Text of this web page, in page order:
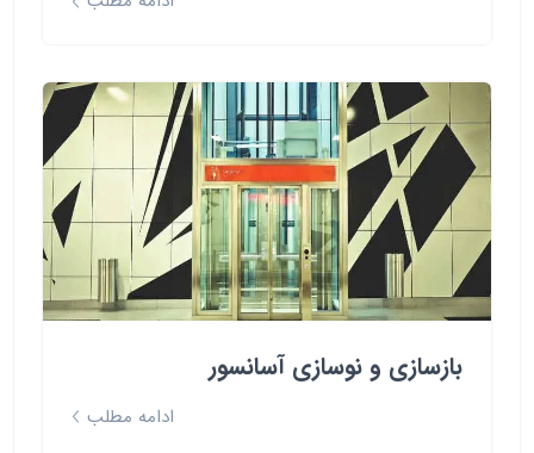
بازسازی و نوسازی آسانسور
ادامه مطلب